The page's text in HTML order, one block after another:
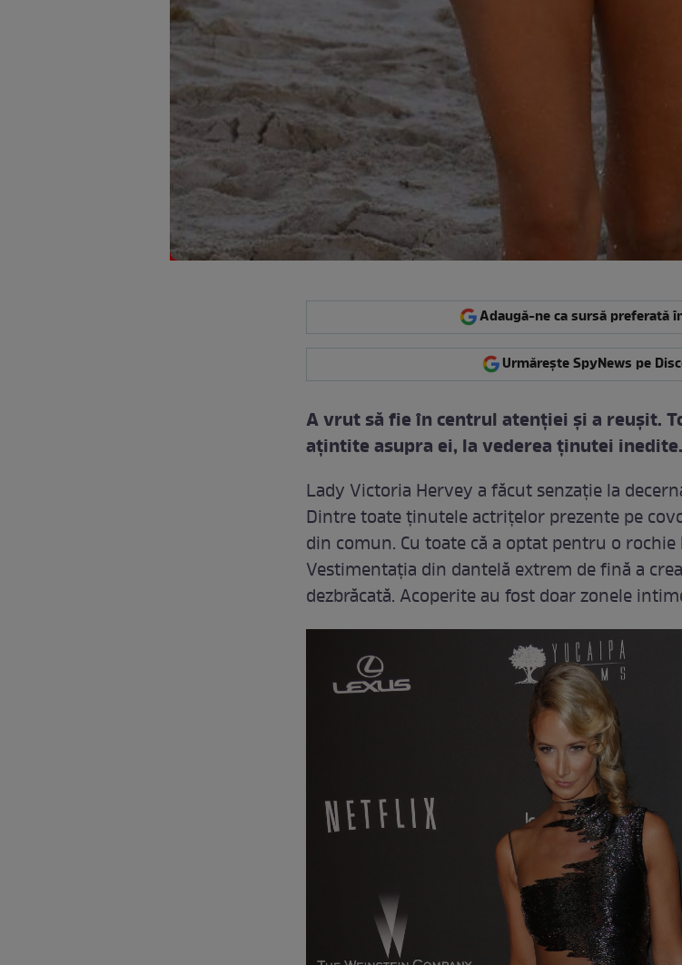
Adaugă-ne ca sursă preferată
Urmărește SpyNews pe
A vrut să fie în centrul atenţiei şi a reuşit.
aţintite asupra ei, la vederea ţinutei inedite.
Lady Victoria Hervey a făcut senzaţie la
Dintre toate ţinutele actriţelor prezente pe
din comun. Cu toate că a optat pentru o
Vestimentaţia din dantelă extrem de fină a
dezbrăcată. Acoperite au fost doar zonele